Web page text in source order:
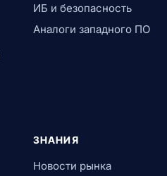
ИБ и безопасность
Аналоги западного ПО
ЗНАНИЯ
Новости рынка